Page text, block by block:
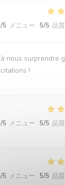
/5 メニュー : 5/5 品
nous surprendre
!
/5 メニュー : 5/5 品
/5 メニュー : 5/5 品